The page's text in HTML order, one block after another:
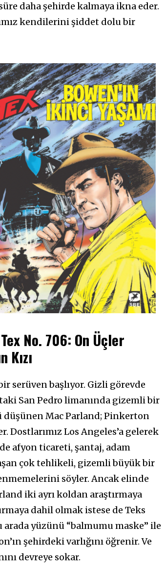
daha şehirde kalmaya ikna eder.
kendilerini şiddet dolu bir
No. 706: On Üçler
Kızı
serüven başlıyor. Gizli görevde
San Pedro limanında gizemli bir
Mac Parland; Pinkerton
Dostlarımız Los Angeles’a gelerek
afyon ticareti, şantaj, adam
çok tehlikeli, gizemli büyük bir
söyler. Ancak elinde
iki ayrı koldan araştırmaya
dahil olmak istese de Teks
arada yüzünü “balmumu maske” ile
şehirdeki varlığını öğrenir. Ve
devreye sokar.